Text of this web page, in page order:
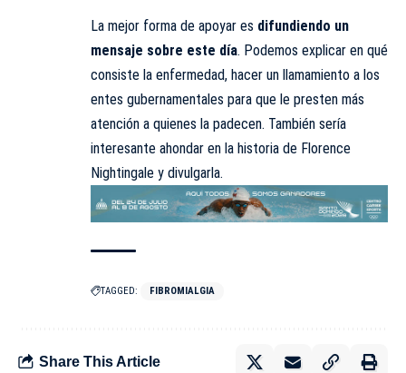
La mejor forma de apoyar es difundiendo un
mensaje sobre este día. Podemos explicar en qué
consiste la enfermedad, hacer un llamamiento a los
entes gubernamentales para que le presten más
atención a quienes la padecen. También sería
interesante ahondar en la historia de Florence
Nightingale y divulgarla.
TAGGED: FIBROMIALGIA
Share This Article